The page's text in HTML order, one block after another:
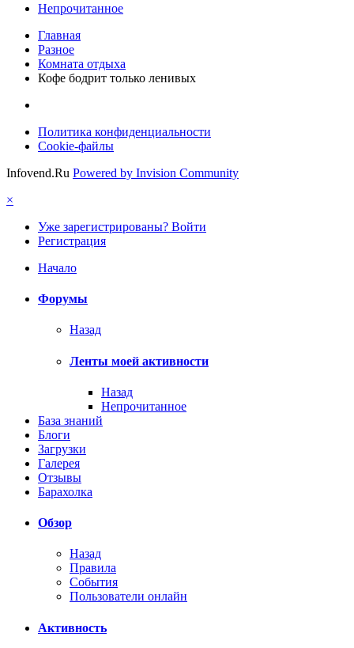
Непрочитанное
Главная
Разное
Комната отдыха
Кофе бодрит только ленивых
Политика конфиденциальности
Cookie-файлы
Infovend.Ru Powered by Invision Community
×
Уже зарегистрированы? Войти
Регистрация
Начало
Форумы
Назад
Ленты моей активности
Назад
Непрочитанное
База знаний
Блоги
Загрузки
Галерея
Отзывы
Барахолка
Обзор
Назад
Правила
События
Пользователи онлайн
Активность